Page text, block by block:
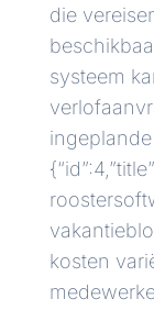
die
systeem
ingeplande
kosten